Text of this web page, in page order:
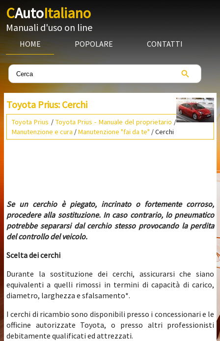
CAutoItaliano
Manuali d'uso on line
HOME POPOLARE CONTATTI
Toyota Prius: Cerchi
Toyota Prius / Toyota Prius - Manuale del proprietario /
Manutenzione e cura /Manutenzione "fai da te" / Cerchi
Se un cerchio è piegato, incrinato o fortemente corroso,
procedere alla sostituzione. In caso contrario, lo pneumatico
potrebbe separarsi dal cerchio stesso provocando la perdita
del controllo del veicolo.
Scelta dei cerchi
Durante la sostituzione dei cerchi, assicurarsi che siano
equivalenti a quelli rimossi in termini di capacità di carico,
diametro, larghezza e sfalsamento*.
I cerchi di ricambio sono disponibili presso i concessionari e le
officine autorizzate Toyota, o presso altri professionisti
debitamente qualificati ed attrezzati.